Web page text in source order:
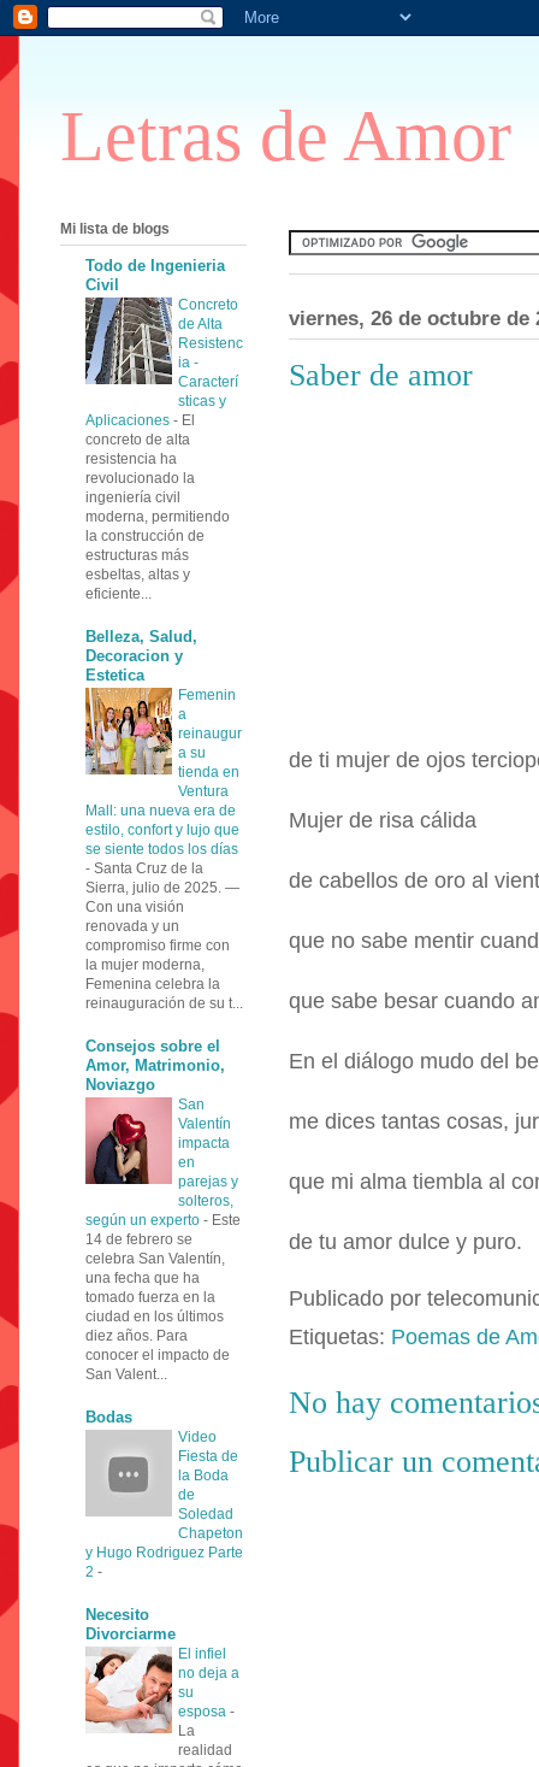
Letras de Amor
viernes, 26 de octubre de
Saber de amor
de ti mujer de ojos
Mujer de risa cálida
de cabellos de oro al
que no sabe mentir
que sabe besar cuando
En el diálogo mudo del
me dices tantas cosas,
que mi alma tiembla al
de tu amor dulce y puro.
Publicado por
Etiquetas: Poemas de
No hay
Publicar un
Mi lista de blogs
Todo de Ingenieria
Civil
Concreto
de Alta
Resistenc
ia -
Caracterí
sticas y
Aplicaciones - El
concreto de alta
resistencia ha
revolucionado la
ingeniería civil
moderna, permitiendo
la construcción de
estructuras más
esbeltas, altas y
eficiente...
Belleza, Salud,
Decoracion y
Estetica
Femenin
a
reinaugur
a su
tienda en
Ventura
Mall: una nueva era de
estilo, confort y lujo que
se siente todos los días
- Santa Cruz de la
Sierra, julio de 2025. —
Con una visión
renovada y un
compromiso firme con
la mujer moderna,
Femenina celebra la
reinauguración de su t...
Consejos sobre el
Amor, Matrimonio,
Noviazgo
San
Valentín
impacta
en
parejas y
solteros,
según un experto - Este
14 de febrero se
celebra San Valentín,
una fecha que ha
tomado fuerza en la
ciudad en los últimos
diez años. Para
conocer el impacto de
San Valent...
Bodas
Video
Fiesta de
la Boda
de
Soledad
Chapeton
y Hugo Rodriguez Parte
2 -
Necesito
Divorciarme
El infiel
no deja a
su
esposa -
La
realidad